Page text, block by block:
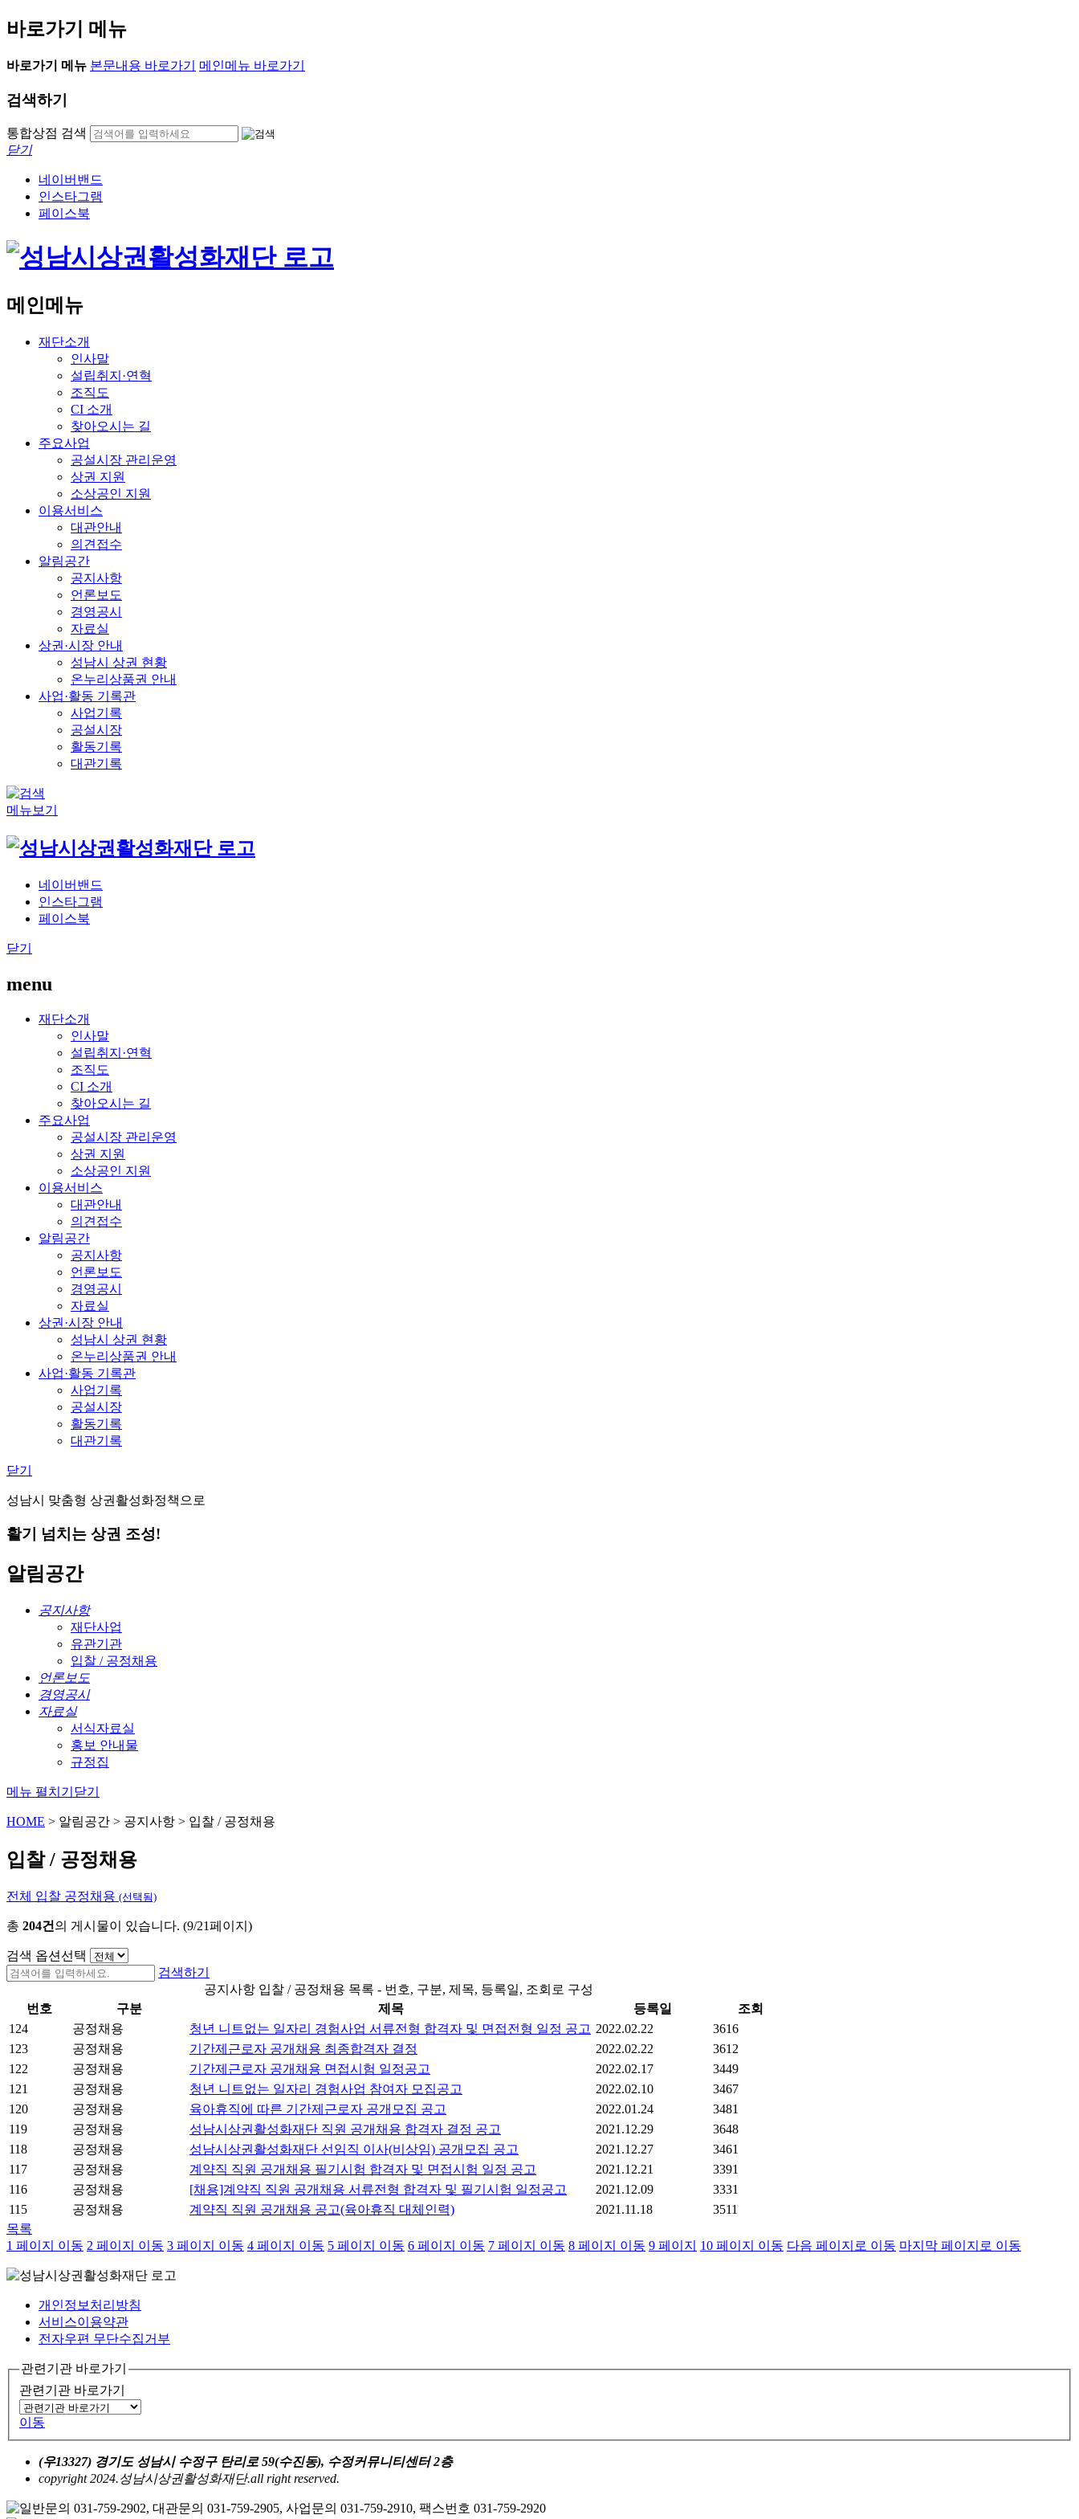
바로가기 메뉴
바로가기 메뉴 본문내용 바로가기 메인메뉴 바로가기
검색하기
통합상점 검색
닫기
네이버밴드
인스타그램
페이스북
메인메뉴
재단소개
인사말
설립취지·연혁
조직도
CI 소개
찾아오시는 길
주요사업
공설시장 관리운영
상권 지원
소상공인 지원
이용서비스
대관안내
의견접수
알림공간
공지사항
언론보도
경영공시
자료실
상권·시장 안내
성남시 상권 현황
온누리상품권 안내
사업·활동 기록관
사업기록
공설시장
활동기록
대관기록
메뉴보기
네이버밴드
인스타그램
페이스북
닫기
menu
재단소개
인사말
설립취지·연혁
조직도
CI 소개
찾아오시는 길
주요사업
공설시장 관리운영
상권 지원
소상공인 지원
이용서비스
대관안내
의견접수
알림공간
공지사항
언론보도
경영공시
자료실
상권·시장 안내
성남시 상권 현황
온누리상품권 안내
사업·활동 기록관
사업기록
공설시장
활동기록
대관기록
닫기
성남시 맞춤형 상권활성화정책으로
활기 넘치는 상권 조성!
알림공간
공지사항
재단사업
유관기관
입찰 / 공정채용
언론보도
경영공시
자료실
서식자료실
홍보 안내물
규정집
메뉴 펼치기 닫기
HOME > 알림공간 > 공지사항 > 입찰 / 공정채용
입찰 / 공정채용
전체 입찰 공정채용 (선택됨)
총 204건 의 게시물이 있습니다. (9/21페이지)
검색 옵션선택
검색하기
공지사항 입찰 / 공정채용 목록 - 번호, 구분, 제목, 등록일, 조회로 구성
번호
구분 제목 등록일
조회
124
공정채용 청년 니트없는 일자리 경험사업 서류전형 합격자 및 면접전형 일정 공고 2022.02.22
3616
123
공정채용 기간제근로자 공개채용 최종합격자 결정 2022.02.22
3612
122
공정채용 기간제근로자 공개채용 면접시험 일정공고 2022.02.17
3449
121
공정채용 청년 니트없는 일자리 경험사업 참여자 모집공고 2022.02.10
3467
120
공정채용 육아휴직에 따른 기간제근로자 공개모집 공고 2022.01.24
3481
119
공정채용 성남시상권활성화재단 직원 공개채용 합격자 결정 공고 2021.12.29
3648
118
공정채용 성남시상권활성화재단 선임직 이사(비상임) 공개모집 공고 2021.12.27
3461
117
공정채용 계약직 직원 공개채용 필기시험 합격자 및 면접시험 일정 공고 2021.12.21
3391
116
공정채용 [채용]계약직 직원 공개채용 서류전형 합격자 및 필기시험 일정공고 2021.12.09
3331
115
공정채용 계약직 직원 공개채용 공고(육아휴직 대체인력) 2021.11.18
3511
목록
1 페이지 이동 2 페이지 이동 3 페이지 이동 4 페이지 이동 5 페이지 이동 6 페이지 이동 7 페이지 이동 8 페이지 이동 9 페이지 10 페이지 이동 다음 페이지로 이동 마지막 페이지로 이동
개인정보처리방침
서비스이용약관
전자우편 무단수집거부
관련기관 바로가기
관련기관 바로가기
이동
(우13327) 경기도 성남시 수정구 탄리로 59(수진동), 수정커뮤니티센터 2층
copyright 2024.성남시상권활성화재단.all right reserved.